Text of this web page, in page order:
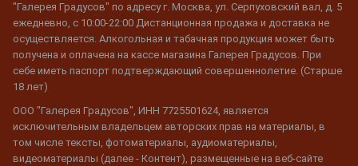
"Галерея Градусов" по адресу г. Москва, ул. Серпуховский вал, д. 5
ежедневно, с 10:00-22:00 Дистанционная продажа и доставка не
осуществляется. Алкогольная и табачная продукция может быть
получена и оплачена на кассе магазина Галерея Градусов. При
себе иметь паспорт подтверждающий совершеннолетие. (Старше
18 лет)
ООО "Галерея Градусов", ИНН 7725501624, является
исключительным владельцем авторских прав на материалы, в
том числе тексты, фотоматериалы, аудиоматериалы,
видеоматериалы (далее - Контент), размещенные на веб-сайте